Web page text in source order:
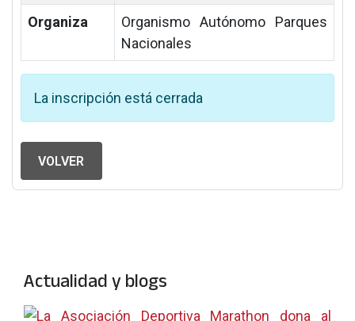
Organiza
Organismo Autónomo Parques
Nacionales
La inscripción está cerrada
VOLVER
Actualidad y blogs